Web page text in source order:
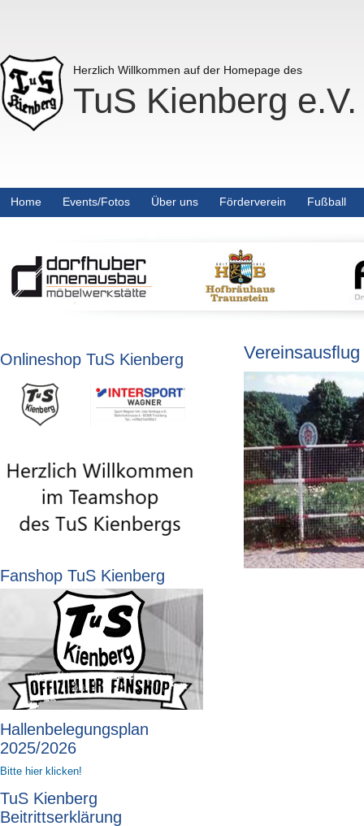
Herzlich Willkommen auf der Homepage des
TuS Kienberg e.V.
Home Events/Fotos Über uns Förderverein Fußball
Onlineshop TuS Kienberg
Fanshop TuS Kienberg
Hallenbelegungsplan
2025/2026
Bitte hier klicken!
TuS Kienberg
Beitrittserklärung